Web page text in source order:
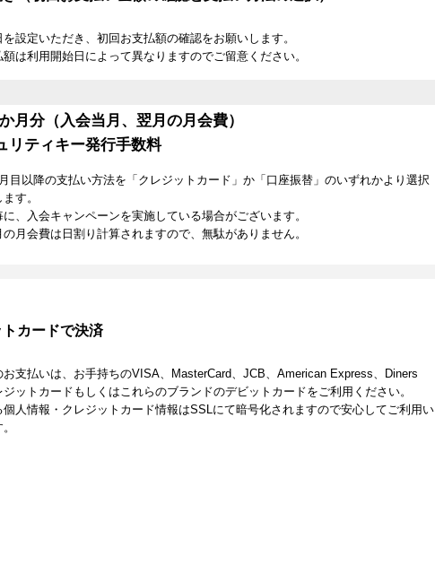
設定いただき、初回お支払額の確認をお願いします。
は利用開始日によって異なりますのでご留意ください。
月分（入会当月、翌月の月会費）
リティキー発行手数料
目以降の支払い方法を「クレジットカード」か「口座振替」のいずれかより選択
す。
、入会キャンペーンを実施している場合がございます。
月会費は日割り計算されますので、無駄がありません。
カードで決済
お支払いは、お手持ちのVISA、MasterCard、JCB、American Express、Diners
ジットカードもしくはこれらのブランドのデビットカードをご利用ください。
個人情報・クレジットカード情報はSSLにて暗号化されますので安心してご利用い